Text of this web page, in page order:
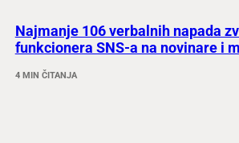
Najmanje 106 verbalnih napada
funkcionera SNS-a na novinare i
4 MIN ČITANJA